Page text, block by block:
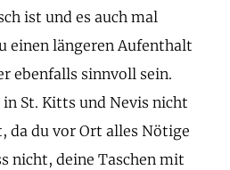
ist und es auch mal
einen längeren Aufenthalt
ebenfalls sinnvoll sein.
in St. Kitts und Nevis nicht
da du vor Ort alles Nötige
nicht, deine Taschen mit